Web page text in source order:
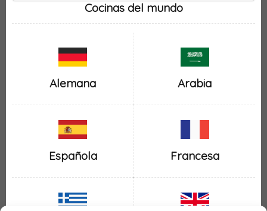
Cocinas del mundo
Alemana Arabia
Española Francesa